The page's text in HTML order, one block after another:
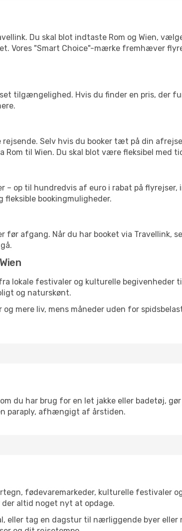
Du skal blot indtaste Rom og Wien,
Vores "Smart Choice"-mærke fremhæver
tilgængelighed. Hvis du finder en pris, der
Selv hvis du booker tæt på din
til Wien. Du skal blot være fleksibel med
– op til hundredvis af euro i rabat på
bookingmuligheder.
afgang. Når du har booket via Travellink,
lokale festivaler og kulturelle begivenheder
og naturskønt.
mere liv, mens måneder uden for
du har brug for en let jakke eller badetøj,
paraply, afhængigt af årstiden.
fødevaremarkeder, kulturelle festivaler
altid noget nyt at opdage.
eller tag en dagstur til nærliggende byer